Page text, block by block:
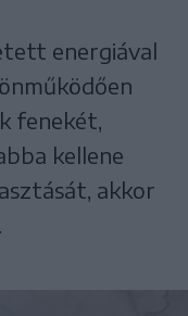
energiával
fenekét,
kellene
akkor